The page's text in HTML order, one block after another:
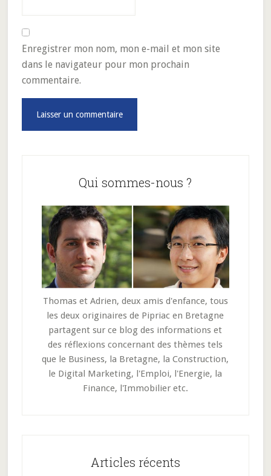
Enregistrer mon nom, mon e-mail et mon site
dans le navigateur pour mon prochain
commentaire.
Qui sommes-nous ?
Thomas et Adrien, deux amis d'enfance, tous
les deux originaires de Pipriac en Bretagne
partagent sur ce blog des informations et
des réflexions concernant des thèmes tels
que le Business, la Bretagne, la Construction,
le Digital Marketing, l'Emploi, l'Energie, la
Finance, l'Immobilier etc.
Articles récents